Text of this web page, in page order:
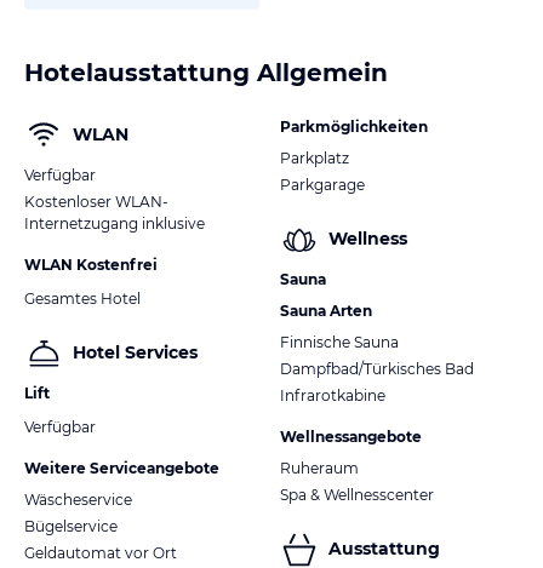
Hotelausstattung Allgemein
WLAN
Verfügbar
Kostenloser WLAN-
Internetzugang inklusive
WLAN Kostenfrei
Gesamtes Hotel
Hotel Services
Lift
Verfügbar
Weitere Serviceangebote
Wäscheservice
Bügelservice
Geldautomat vor Ort
Parkmöglichkeiten
Parkplatz
Parkgarage
Wellness
Sauna
Sauna Arten
Finnische Sauna
Dampfbad/Türkisches Bad
Infrarotkabine
Wellnessangebote
Ruheraum
Spa & Wellnesscenter
Ausstattung